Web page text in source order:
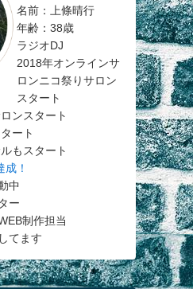
名前：上條晴行
年齢：38歳
ラジオDJ
2018年オンラインサ
ロンニコ祭りサロン
スタート
ンスタート
ート
もスタート
！
中
ー
制作担当
てます